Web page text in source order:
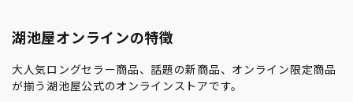
湖池屋オンラインの特徴
大人気ロングセラー商品、話題の新商品、オンライン限定商品
が揃う湖池屋公式のオンラインストアです。